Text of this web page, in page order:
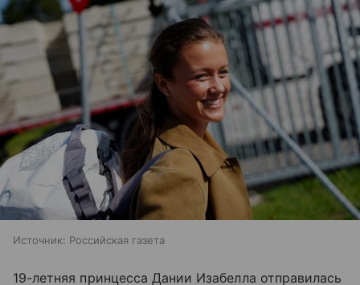
Источник: Российская газета
19-летняя принцесса Дании Изабелла отправилась